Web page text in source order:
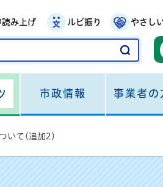
読み上げ ルビ振り やさし
市政情報 事業者の
いて(追加2)